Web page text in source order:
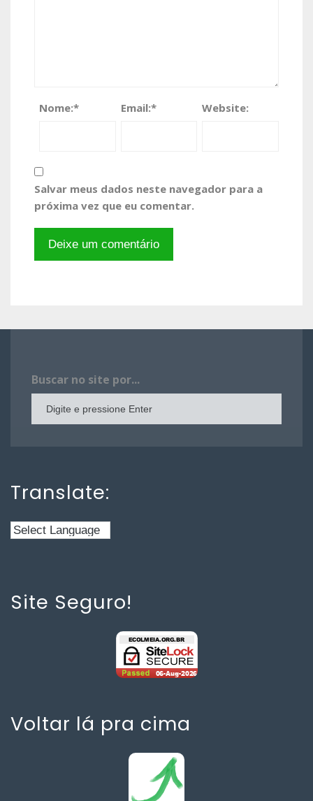
Nome:* Email:* Website:
Salvar meus dados neste navegador para a
próxima vez que eu comentar.
Buscar no site por...
Translate:
Site Seguro!
Voltar lá pra cima